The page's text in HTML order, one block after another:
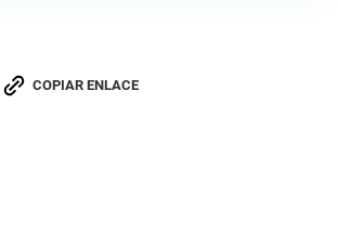
COPIAR ENLACE